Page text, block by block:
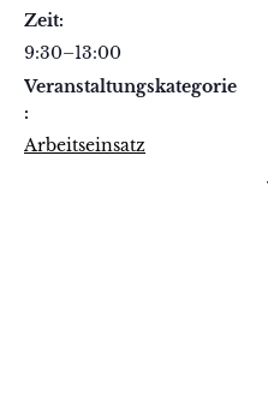
Zeit:
9:30–13:00
Veranstaltungskategorie
:
Arbeitseinsatz